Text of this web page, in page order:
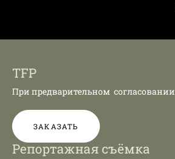
TFP
При предварительном согласовании
ЗАКАЗАТЬ
Репортажная съёмка